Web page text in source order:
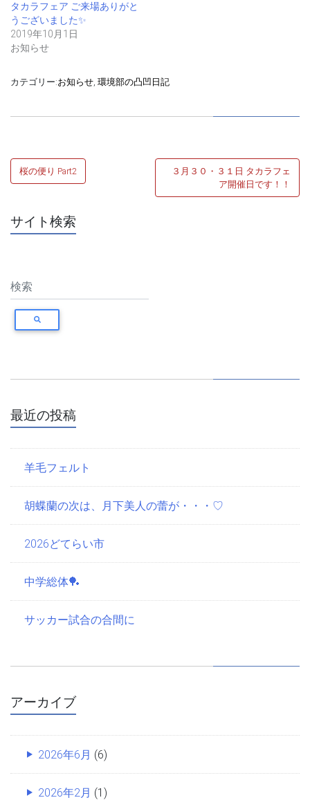
(新
し
い
ウ
ィ
ン
開
で
開
き
ま
す)
ウ
タカラフェア ご来場ありがと
うございました✨
2019年10月1日
お知らせ
カテゴリー:お知らせ, 環境部の凸凹日記
投
稿
ナ
ビ
ー
シ
ョ
桜の便り Part2
３月３０・３１日 タカラフェ
ア開催日です！！
サイト検索
最近の投稿
羊毛フェルト
胡蝶蘭の次は、月下美人の蕾が・・・♡
2026どてらい市
中学総体🏓
サッカー試合の合間に
アーカイブ
2026年6月 (6)
2026年2月 (1)